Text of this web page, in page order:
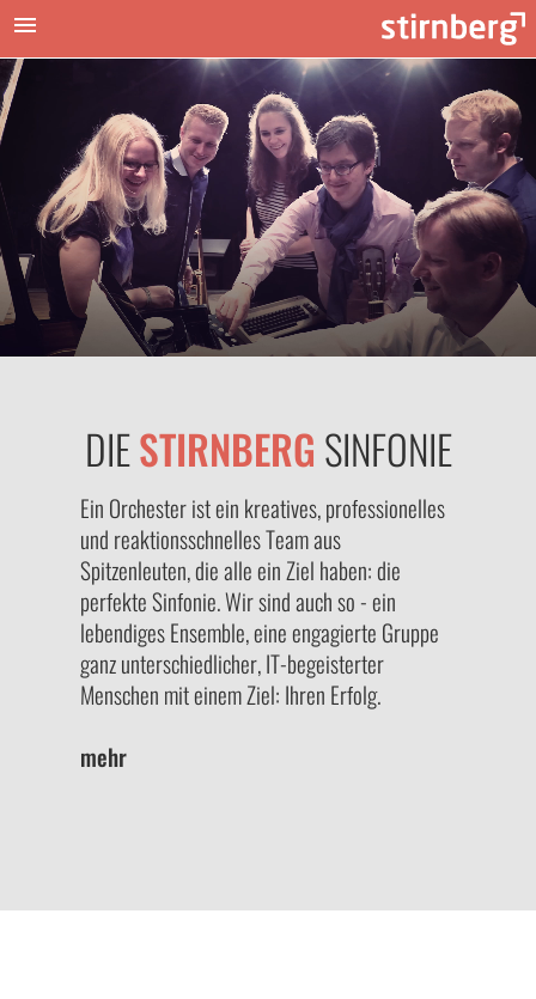
DIESTIRNBERG SINFONIE
Ein Orchester ist ein kreatives, professionelles
und reaktionsschnelles Team aus
Spitzenleuten, die alle ein Ziel haben: die
perfekte Sinfonie. Wir sind auch so - ein
lebendiges Ensemble, eine engagierte Gruppe
ganz unterschiedlicher, IT-begeisterter
Menschen mit einem Ziel: Ihren Erfolg.
mehr